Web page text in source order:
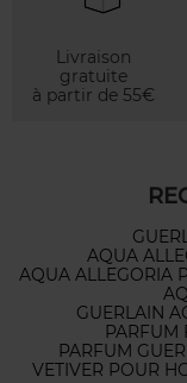
Livraison
gratuite
à partir de 55€
AQUA
AQUA ALLEGORIA
GUERLAIN
PARFUM
PARFUM
VETIVER POUR